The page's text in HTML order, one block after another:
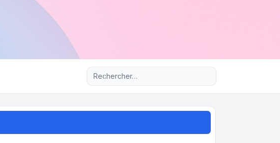
Recherche avancée